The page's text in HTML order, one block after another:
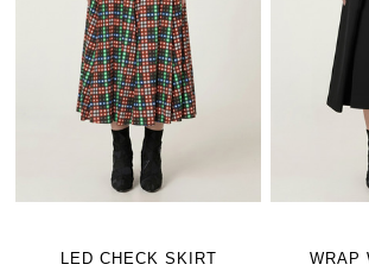
LED CHECK SKIRT
WRAP